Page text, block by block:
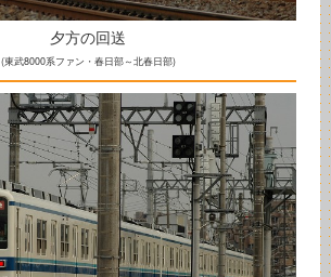
夕方の回送
(東武8000系ファン・春日部～北春日部)